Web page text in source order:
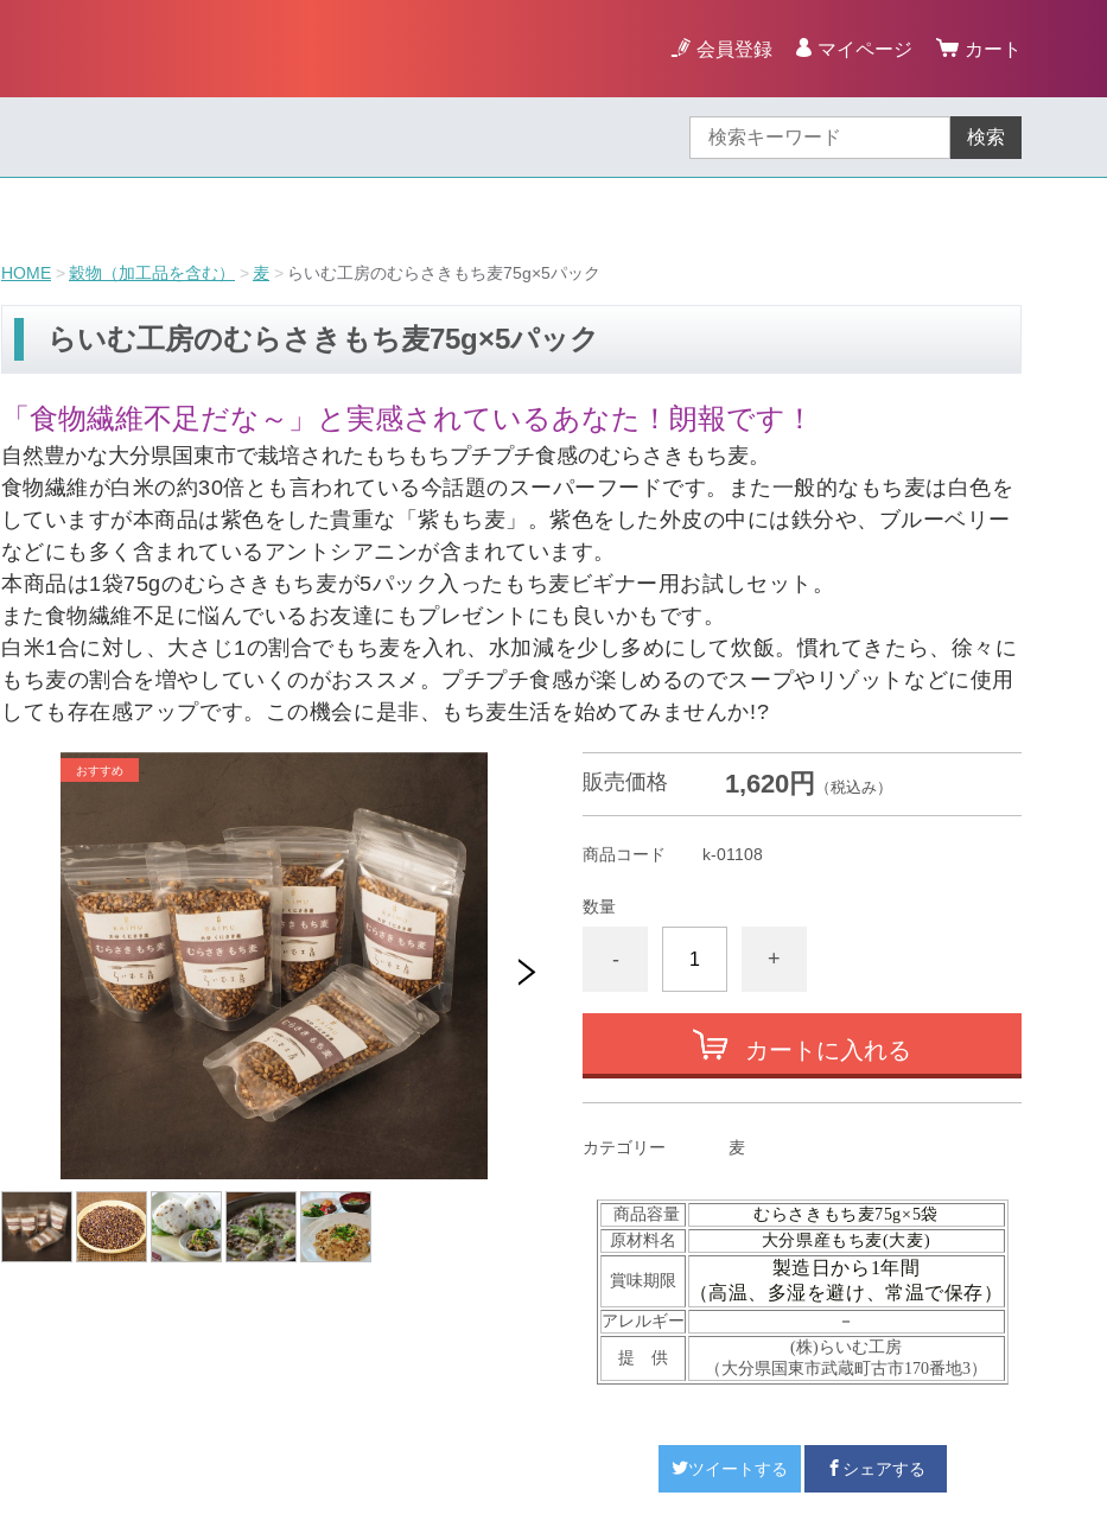
会員登録 マイページ カート
検索
HOME 穀物（加工品を含む） 麦 らいむ工房のむらさきもち麦75g×5パック
らいむ工房のむらさきもち麦75g×5パック
「食物繊維不足だな～」と実感されているあなた！朗報です！
自然豊かな大分県国東市で栽培されたもちもちプチプチ食感のむらさきもち麦。
食物繊維が白米の約30倍とも言われている今話題のスーパーフードです。また一般的なもち麦は白色を
していますが本商品は紫色をした貴重な「紫もち麦」。紫色をした外皮の中には鉄分や、ブルーベリー
などにも多く含まれているアントシアニンが含まれています。
本商品は1袋75gのむらさきもち麦が5パック入ったもち麦ビギナー用お試しセット。
また食物繊維不足に悩んでいるお友達にもプレゼントにも良いかもです。
白米1合に対し、大さじ1の割合でもち麦を入れ、水加減を少し多めにして炊飯。慣れてきたら、徐々に
もち麦の割合を増やしていくのがおススメ。プチプチ食感が楽しめるのでスープやリゾットなどに使用
しても存在感アップです。この機会に是非、もち麦生活を始めてみませんか!?
販売価格 1,620円 （税込み）
商品コード k-01108
数量
- +
カートに入れる
カテゴリー 麦
商品容量
むらさきもち麦75g×5袋
原材料名
大分県産もち麦(大麦)
賞味期限
製造日から1年間
（高温、多湿を避け、常温で保存）
アレルギー －
提 供
(株)らいむ工房
（大分県国東市武蔵町古市170番地3）
ツイートする シェアする